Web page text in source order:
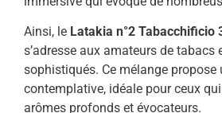
Ainsi, le Latakia n°2 Tabacchificio
s’adresse aux amateurs de tabacs
sophistiqués. Ce mélange propose
contemplative, idéale pourceux qui
arômes profonds et évocateurs.